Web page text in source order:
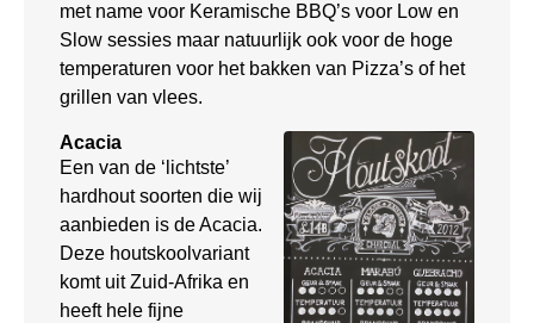
met name voor Keramische BBQ’s voor Low en
Slow sessies maar natuurlijk ook voor de hoge
temperaturen voor het bakken van Pizza’s of het
grillen van vlees.
Acacia
Een van de ‘lichtste’
hardhout soorten die wij
aanbieden is de Acacia.
Deze houtskoolvariant
komt uit Zuid-Afrika en
heeft hele fijne